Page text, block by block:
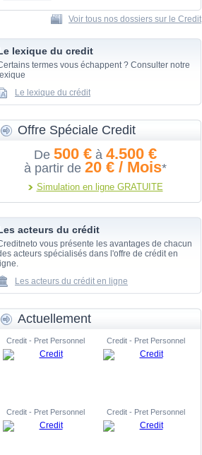
Voir tous nos dossiers sur le Credit
lexique du credit
termes vous échappent ? Consulter notre
lexique
Le lexique du crédit
Offre Spéciale Credit
De 500 € à 4.500 €
à partir de 20 € / Mois*
Simulation en ligne GRATUITE
acteurs du crédit
vous présente les avantages de chacun
acteurs spécialisés dans l'offre de crédit en
ligne.
Les acteurs du crédit en ligne
Actuellement
Credit - Pret Personnel Credit - Pret Personnel
Credit - Pret Personnel Credit - Pret Personnel